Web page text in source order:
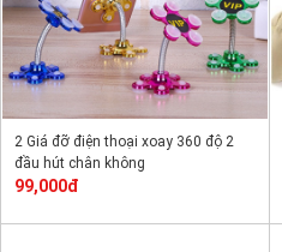
2 Giá đỡ điện thoại xoay 360 độ 2
đầu hút chân không
99,000đ